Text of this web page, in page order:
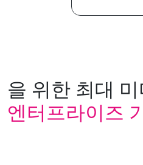
을 위한 최대
엔터프라이즈